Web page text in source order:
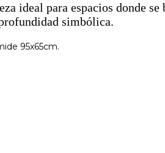
ideal para espacios donde
simbólica.
95x65cm.